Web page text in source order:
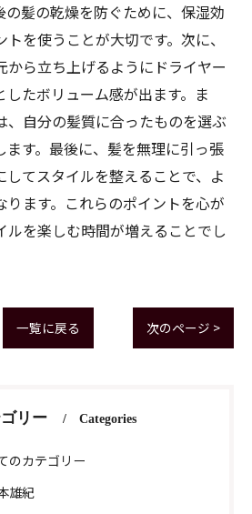
の髪の乾燥を防ぐために、保湿効
を使うことが大切です。次に、
から立ち上げるようにドライヤー
たボリューム感が出ます。ま
、自分の髪質に合ったものを選ぶ
ます。最後に、髪を無理に引っ張
してスタイルを整えることで、よ
ります。これらのポイントを心が
ルを楽しむ時間が増えることでし
一覧に戻る 次のページ >
リー Categories
のカテゴリー
雄紀